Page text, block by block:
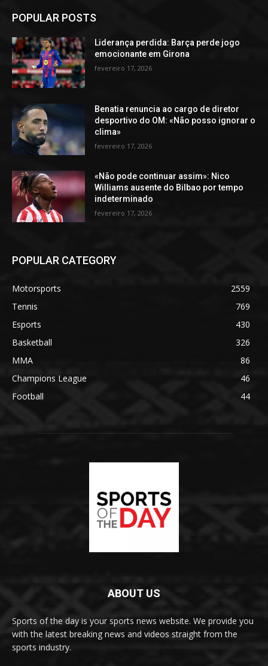
POPULAR POSTS
Liderança perdida: Barça perde jogo
emocionante em Girona
fevereiro 17, 2026
Benatia renuncia ao cargo de diretor
desportivo do OM: «Não posso ignorar o
clima»
fevereiro 17, 2026
«Não pode continuar assim»: Nico
Williams ausente do Bilbao por tempo
indeterminado
fevereiro 17, 2026
POPULAR CATEGORY
Motorsports
2559
Tennis
769
Esports
430
Basketball
326
MMA
86
Champions League
46
Football
44
ABOUT US
Sports of the day is your sports news website. We provide you
with the latest breaking news and videos straight from the
sports industry.